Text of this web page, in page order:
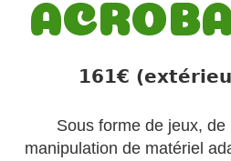
161€
Sous forme de jeux,
manipulation de matériel